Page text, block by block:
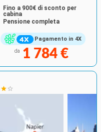
Pagamento in 4X
Fino a 900€ di sconto per
cabina
Pensione completa
da 1 784 €